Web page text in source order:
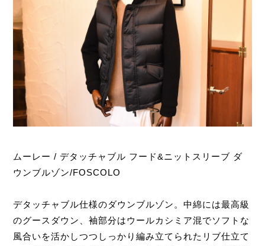
ムーレー / デタッチャブル フード&ニットスリーブ ダ
ウンブルゾン/FOSCOLO
デタッチャブル仕様のダウンブルゾン。中綿には最高級
のグースダウン、袖部分はウールカシミア混でソフトな
風合いを活かしつつしっかり編み立てられたリブ仕立て